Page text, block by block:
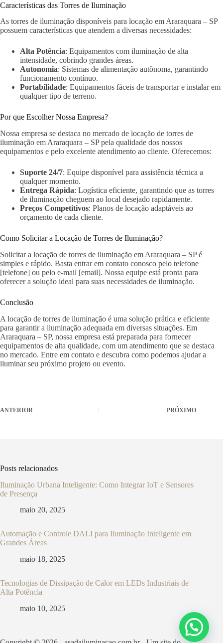
Características das Torres de Iluminação
As torres de iluminação disponíveis para locação em Araraquara – SP
possuem características que atendem a diversas necessidades:
Alta Potência: Equipamentos com iluminação de alta
intensidade, cobrindo grandes áreas.
Autonomia: Sistemas de alimentação autônoma, garantindo
funcionamento contínuo.
Portabilidade: Equipamentos fáceis de transportar e instalar em
qualquer tipo de terreno.
Por que Escolher Nossa Empresa?
Nossa empresa se destaca no mercado de locação de torres de
iluminação em Araraquara – SP pela qualidade dos nossos
equipamentos e pelo excelente atendimento ao cliente. Oferecemos:
Suporte 24/7: Equipe disponível para assistência técnica a
qualquer momento.
Entrega Rápida: Logística eficiente, garantindo que as torres
de iluminação cheguem ao local desejado rapidamente.
Preços Competitivos: Planos de locação adaptáveis ao
orçamento de cada cliente.
Como Solicitar a Locação de Torres de Iluminação?
Solicitar a locação de torres de iluminação em Araraquara – SP é
simples e rápido. Basta entrar em contato conosco pelo telefone
[telefone] ou pelo e-mail [email]. Nossa equipe está pronta para
oferecer a solução ideal para suas necessidades de iluminação.
Conclusão
A locação de torres de iluminação é uma solução prática e eficiente
para garantir a iluminação adequada em diversas situações. Em
Araraquara – SP, nossa empresa está preparada para fornecer
equipamentos de alta qualidade, com um atendimento que se destaca
no mercado. Entre em contato e descubra como podemos ajudar a
iluminar seu próximo projeto ou evento.
ANTERIOR PRÓXIMO
Posts relacionados
Iluminação Urbana Inteligente: Como Integrar IoT e Sensores
de Presença
maio 20, 2025
Automação e Controle DALI para Iluminação Inteligente em
Grandes Áreas
maio 18, 2025
Tecnologias de Dissipação de Calor em LEDs Industriais de
Alta Potência
maio 10, 2025